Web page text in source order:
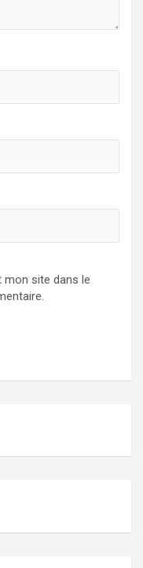
mon site dans le